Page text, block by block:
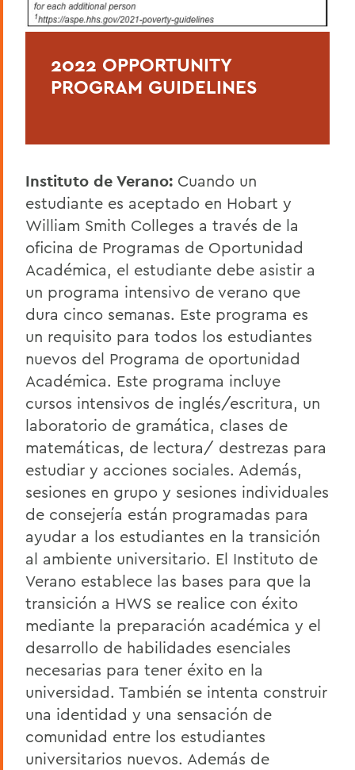
2022 OPPORTUNITY
PROGRAM GUIDELINES
Instituto de Verano: Cuando un
estudiante es aceptado en Hobart y
William Smith Colleges a través de la
oficina de Programas de Oportunidad
Académica, el estudiante debe asistir a
un programa intensivo de verano que
dura cinco semanas. Este programa es
un requisito para todos los estudiantes
nuevos del Programa de oportunidad
Académica. Este programa incluye
cursos intensivos de inglés/escritura, un
laboratorio de gramática, clases de
matemáticas, de lectura/ destrezas para
estudiar y acciones sociales. Además,
sesiones en grupo y sesiones individuales
de consejería están programadas para
ayudar a los estudiantes en la transición
al ambiente universitario. El Instituto de
Verano establece las bases para que la
transición a HWS se realice con éxito
mediante la preparación académica y el
desarrollo de habilidades esenciales
necesarias para tener éxito en la
universidad. También se intenta construir
una identidad y una sensación de
comunidad entre los estudiantes
universitarios nuevos. Además de